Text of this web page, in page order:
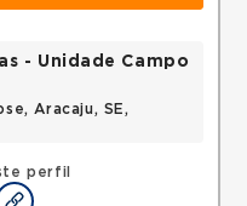
perfil
- Unidade Campo
Aracaju, SE,